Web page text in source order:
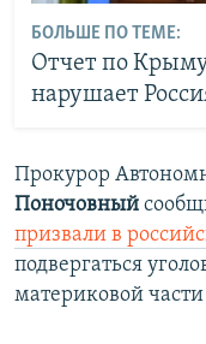
БОЛЬШЕ ПО ТЕМЕ:
Отчет по
нарушает
Прокурор
Поночовный
призвали в
подвергаться
материковой